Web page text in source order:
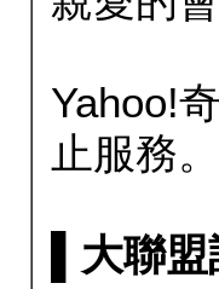
Yahoo!
止服務。
▌大聯